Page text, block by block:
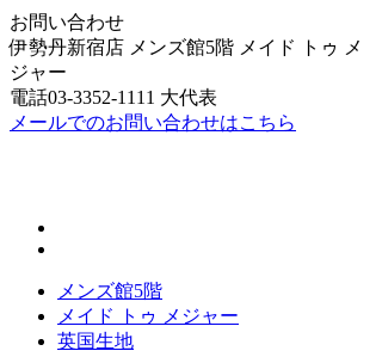
お問い合わせ
伊勢丹新宿店 メンズ館5階 メイド トゥ メ
ジャー
電話03-3352-1111 大代表
メールでのお問い合わせはこちら
メンズ館5階
メイド トゥ メジャー
英国生地